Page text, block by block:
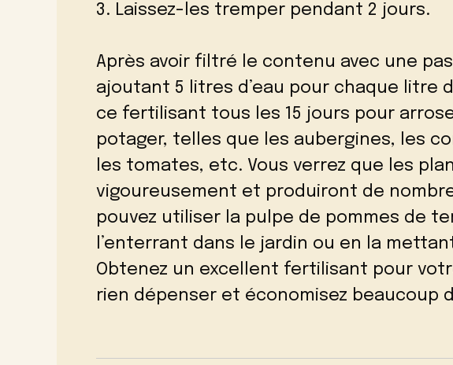
3. Laissez-les tremper pendant 2 jours.
Après avoir filtré le contenu avec une
ajoutant 5 litres d’eau pour chaque litre
ce fertilisant tous les 15 jours pour
potager, telles que les aubergines, les
les tomates, etc. Vous verrez que les
vigoureusement et produiront de
pouvez utiliser la pulpe de pommes de
l’enterrant dans le jardin ou en la
Obtenez un excellent fertilisant pour
rien dépenser et économisez beaucoup